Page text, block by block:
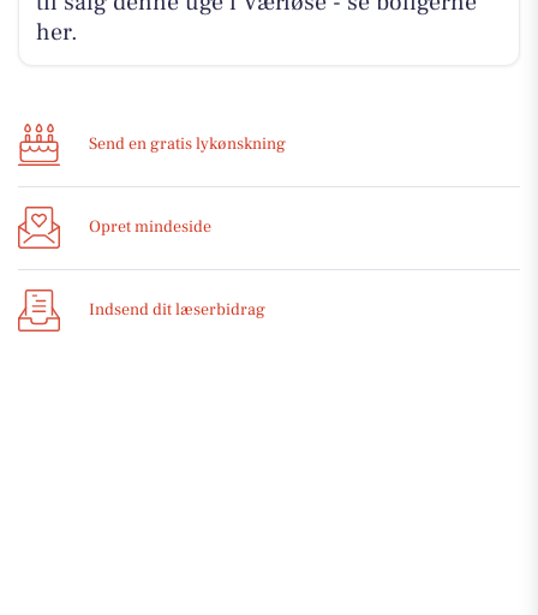
her.
Send en gratis lykønskning
Opret mindeside
Indsend dit læserbidrag